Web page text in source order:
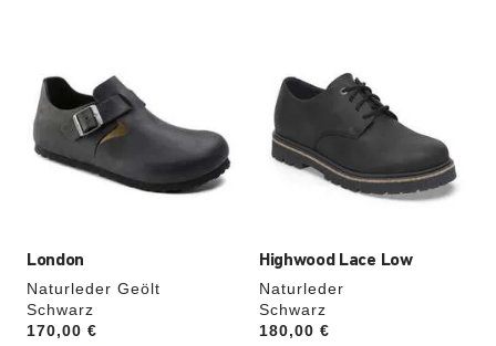
London
Naturleder Geölt
Schwarz
Price:
170,00 €
der
Farben
werden
die
Produktbilder
aktualisiert.
Highwood Lace Low
Naturleder
Schwarz
Price:
180,00 €
Farben
werden
die
Produktbilder
aktualisiert.